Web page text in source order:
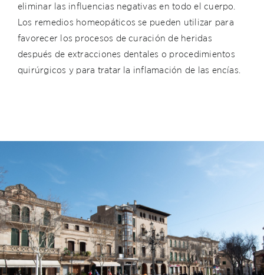
eliminar las influencias negativas en todo el cuerpo.
Los remedios homeopáticos se pueden utilizar para
favorecer los procesos de curación de heridas
después de extracciones dentales o procedimientos
quirúrgicos y para tratar la inflamación de las encías.